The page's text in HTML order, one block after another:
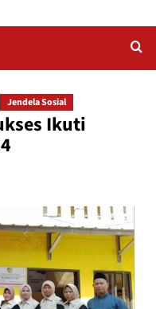
Jendela Sosial
Ikuti